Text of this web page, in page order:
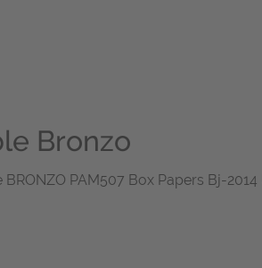
Bronzo
PAM507 Box Papers Bj-